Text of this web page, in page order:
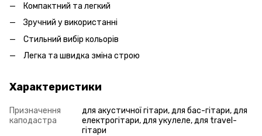
Компактний та легкий
Зручний у використанні
Стильний вибір кольорів
Легка та швидка зміна строю
Характеристики
Призначення
каподастра
для акустичної гітари, для бас-гітари, для
електрогітари, для укулеле, для travel-
гітари